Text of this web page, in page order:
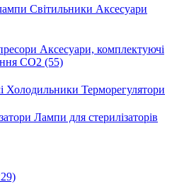
Світильники Аксесуари
Аксесуари, комплектуючі
CO2 (55)
Холодильники Терморегулятори
Лампи для стерилізаторів